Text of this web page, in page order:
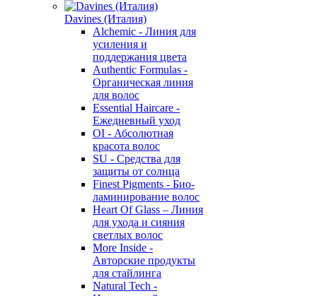
Davines (Италия)
Alchemic - Линия для
усиления и
поддержания цвета
Authentic Formulas -
Органическая линия
для волос
Essential Haircare -
Eжедневный уход
OI - Абсолютная
красота волос
SU - Средства для
защиты от солнца
Finest Pigments - Био-
ламинирование волос
Heart Of Glass – Линия
для ухода и сияния
светлых волос
More Inside -
Авторские продукты
для стайлинга
Natural Tech -